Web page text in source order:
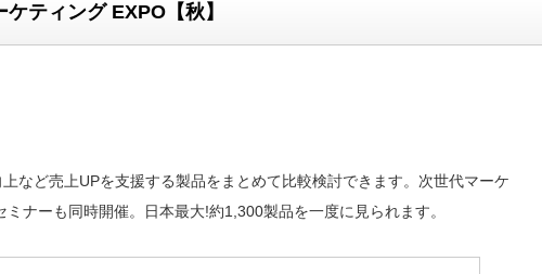
ティング EXPO【秋】
など売上UPを支援する製品をまとめて比較検討できます。次世代マーケ
ナーも同時開催。日本最大!約1,300製品を一度に見られます。